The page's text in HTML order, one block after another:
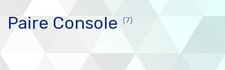
Paire Console (7)